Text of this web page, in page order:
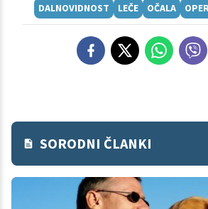
DALNOVIDNOST
LEČE OČALA
SORODNI ČLANKI